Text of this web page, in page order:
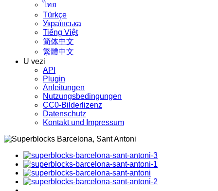
ไทย
Türkçe
Українська
Tiếng Việt
简体中文
繁體中文
U vezi
API
Plugin
Anleitungen
Nutzungsbedingungen
CC0-Bilderlizenz
Datenschutz
Kontakt und Impressum